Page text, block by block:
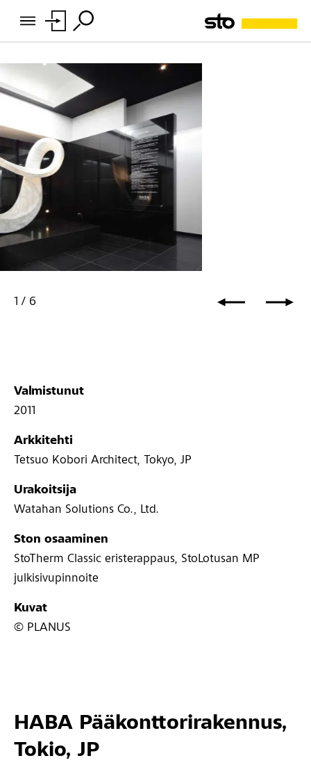
1 / 6
Valmistunut
2011
Arkkitehti
Tetsuo Kobori Architect, Tokyo, JP
Urakoitsija
Watahan Solutions Co., Ltd.
Ston osaaminen
StoTherm Classic eristerappaus, StoLotusan MP
julkisivupinnoite
Kuvat
© PLANUS
HABA Pääkonttorirakennus,
Tokio, JP